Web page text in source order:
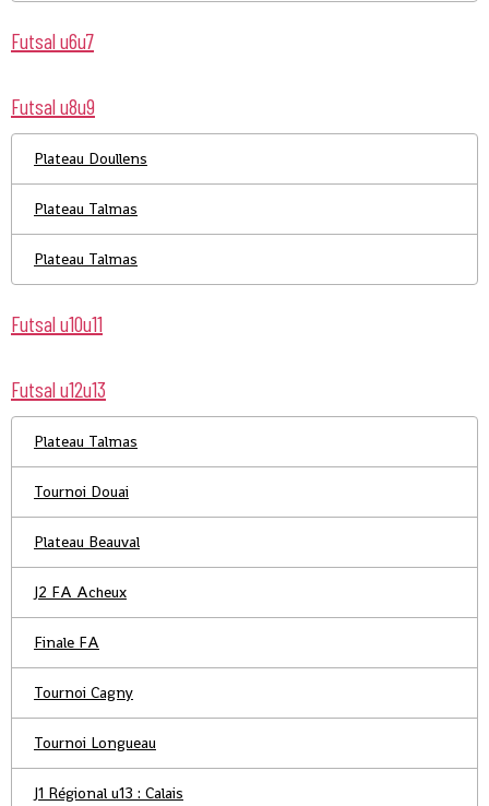
Futsal u6u7
Futsal u8u9
Plateau Doullens
Plateau Talmas
Plateau Talmas
Futsal u10u11
Futsal u12u13
Plateau Talmas
Tournoi Douai
Plateau Beauval
J2 FA Acheux
Finale FA
Tournoi Cagny
Tournoi Longueau
J1 Régional u13 : Calais